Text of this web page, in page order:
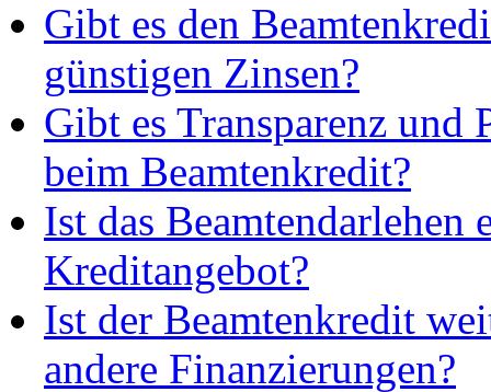
Gibt es den
günstigen Zinsen?
Gibt es Transparenz und
beim Beamtenkredit?
Ist das Beamtendarlehen
Kreditangebot?
Ist der Beamtenkredit
andere Finanzierungen?